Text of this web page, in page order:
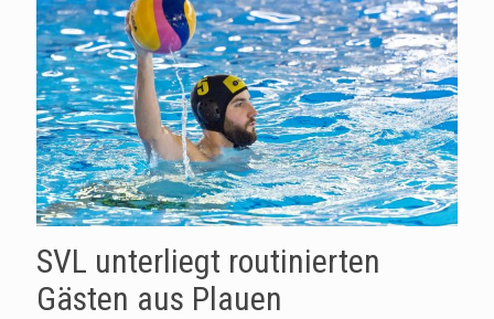
SVL unterliegt routinierten
Gästen aus Plauen